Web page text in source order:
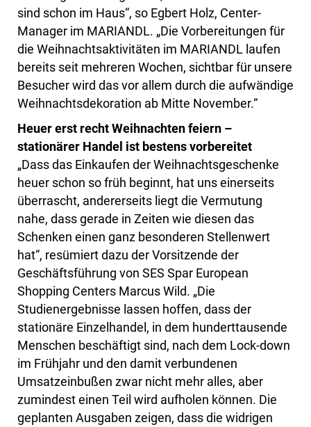
sind schon im Haus“, so Egbert Holz, Center-
Manager im MARIANDL. „Die Vorbereitungen für
die Weihnachtsaktivitäten im MARIANDL laufen
bereits seit mehreren Wochen, sichtbar für unsere
Besucher wird das vor allem durch die aufwändige
Weihnachtsdekoration ab Mitte November.“
Heuer erst recht Weihnachten feiern –
stationärer Handel ist bestens vorbereitet
„Dass das Einkaufen der Weihnachtsgeschenke
heuer schon so früh beginnt, hat uns einerseits
überrascht, andererseits liegt die Vermutung
nahe, dass gerade in Zeiten wie diesen das
Schenken einen ganz besonderen Stellenwert
hat“, resümiert dazu der Vorsitzende der
Geschäftsführung von SES Spar European
Shopping Centers Marcus Wild. „Die
Studienergebnisse lassen hoffen, dass der
stationäre Einzelhandel, in dem hunderttausende
Menschen beschäftigt sind, nach dem Lock-down
im Frühjahr und den damit verbundenen
Umsatzeinbußen zwar nicht mehr alles, aber
zumindest einen Teil wird aufholen können. Die
geplanten Ausgaben zeigen, dass die widrigen